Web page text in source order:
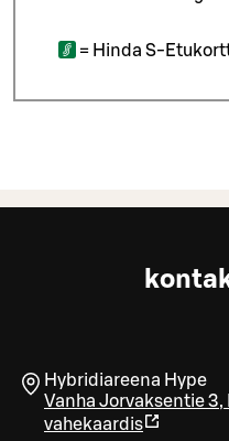
= Hinda S-
Hybridiareena Hype
Vanha Jorvaksentie 3,
vahekaardis